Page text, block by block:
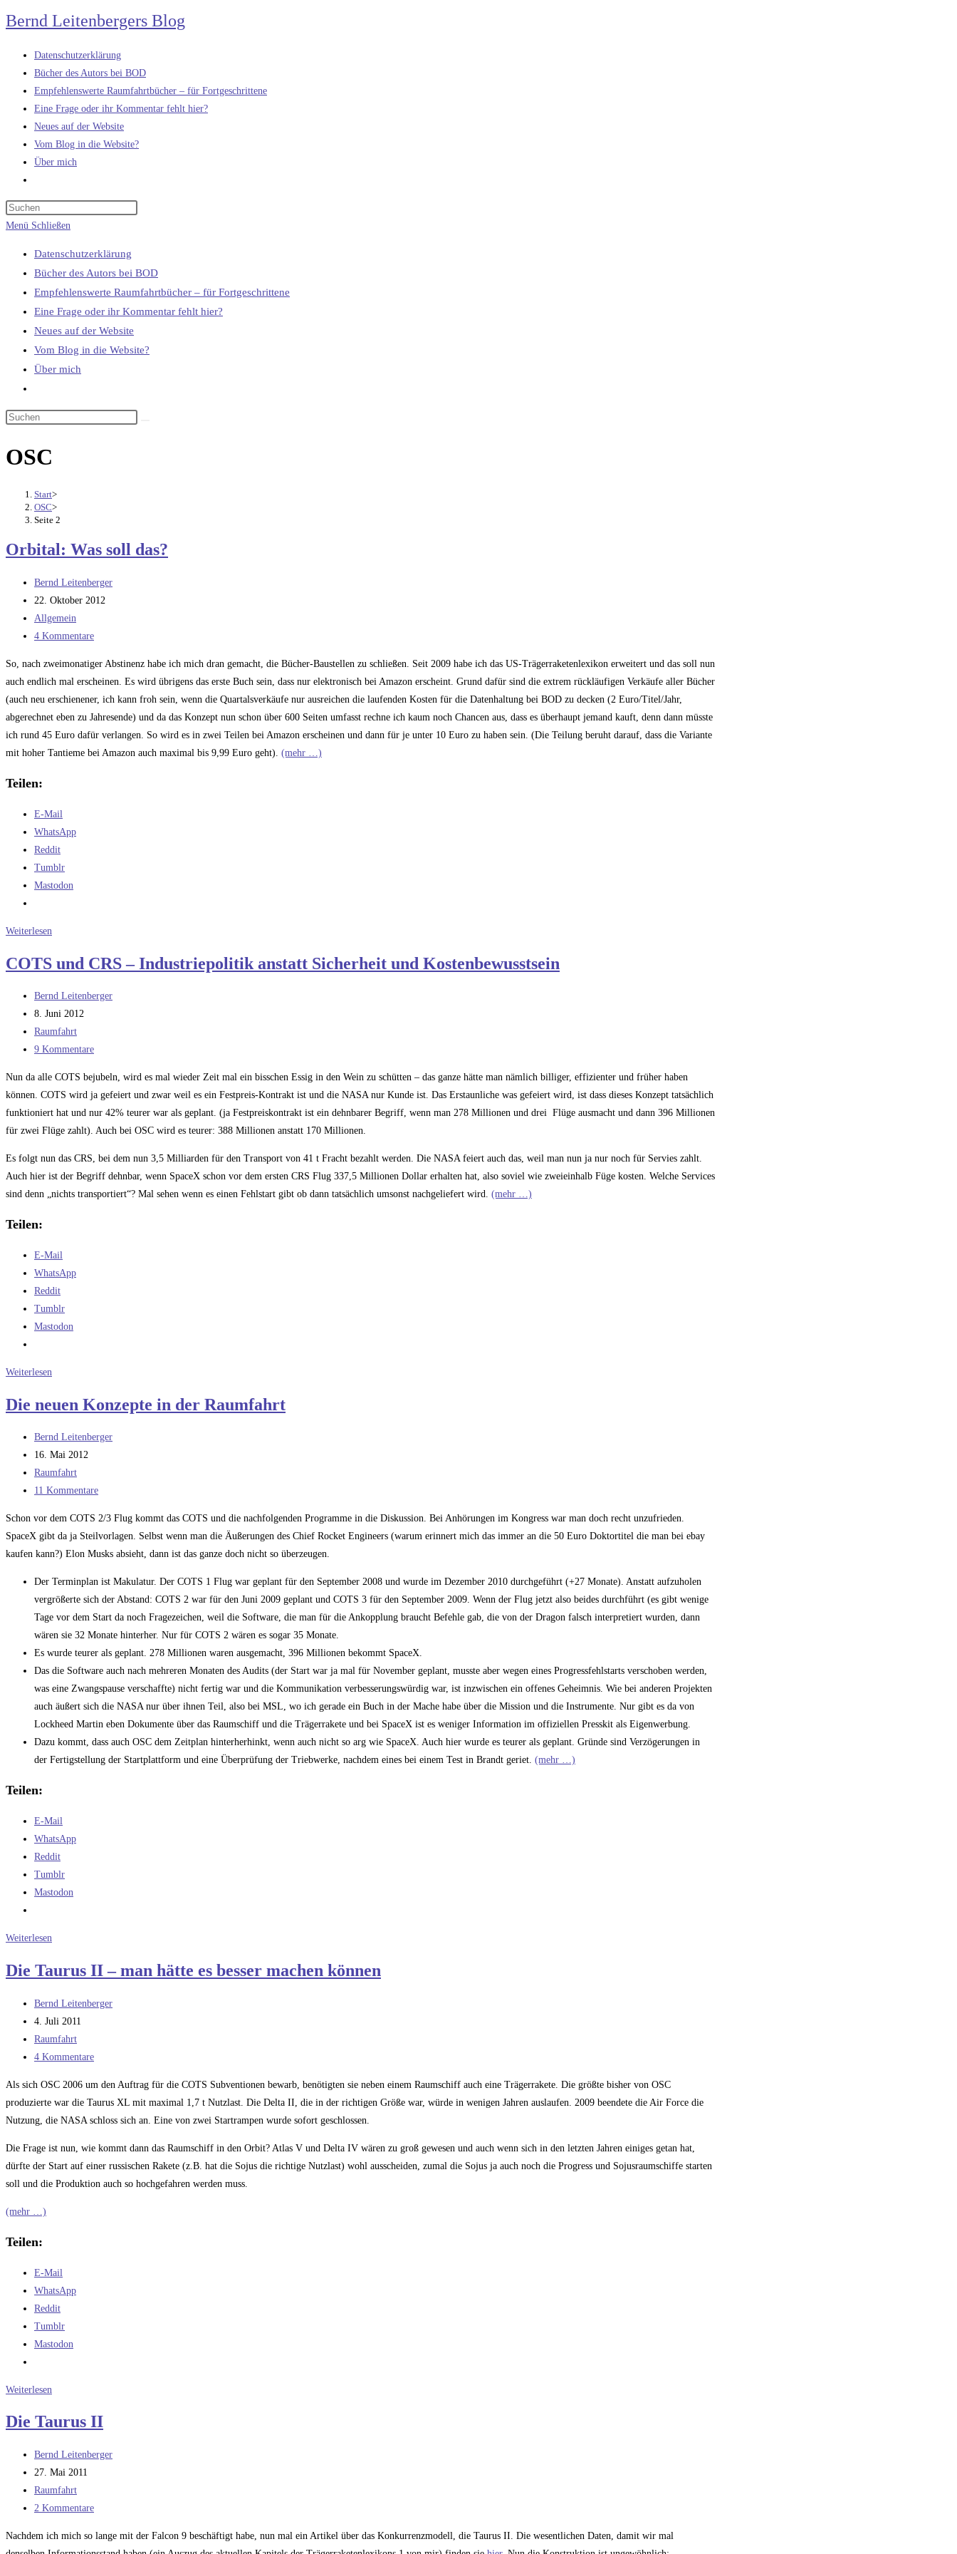
Zum
Inhalt
springen
Bernd Leitenbergers Blog
Datenschutzerklärung
Bücher des Autors bei BOD
Empfehlenswerte Raumfahrtbücher – für Fortgeschrittene
Eine Frage oder ihr Kommentar fehlt hier?
Neues auf der Website
Vom Blog in die Website?
Über mich
umschalten
Menü Schließen
Datenschutzerklärung
Bücher des Autors bei BOD
Empfehlenswerte Raumfahrtbücher – für Fortgeschrittene
Eine Frage oder ihr Kommentar fehlt hier?
Neues auf der Website
Vom Blog in die Website?
Über mich
umschalten
OSC
Start>
OSC>
Seite 2
Orbital: Was soll das?
Beitrags-
Autor:
Bernd Leitenberger
Beitrag
veröffentlicht:
22. Oktober 2012
Beitrags-
Kategorie:
Allgemein
Beitrags-
4 Kommentare
So, nach zweimonatiger Abstinenz habe ich mich dran gemacht, die Bücher-Baustellen zu schließen. Seit 2009 habe ich das US-Trägerraketenlexikon erweitert und das soll nun
auch endlich mal erscheinen. Es wird übrigens das erste Buch sein, dass nur elektronisch bei Amazon erscheint. Grund dafür sind die extrem rückläufigen Verkäufe aller Bücher
(auch neu erschienener, ich kann froh sein, wenn die Quartalsverkäufe nur ausreichen die laufenden Kosten für die Datenhaltung bei BOD zu decken (2 Euro/Titel/Jahr,
abgerechnet eben zu Jahresende) und da das Konzept nun schon über 600 Seiten umfasst rechne ich kaum noch Chancen aus, dass es überhaupt jemand kauft, denn dann müsste
ich rund 45 Euro dafür verlangen. So wird es in zwei Teilen bei Amazon erscheinen und dann für je unter 10 Euro zu haben sein. (Die Teilung beruht darauf, dass die Variante
mit hoher Tantieme bei Amazon auch maximal bis 9,99 Euro geht). (mehr …)
Teilen:
E-Mail
WhatsApp
Reddit
Tumblr
Mastodon
Weiterlesen
soll
COTS und CRS – Industriepolitik anstatt Sicherheit und Kostenbewusstsein
Beitrags-
Autor:
Bernd Leitenberger
Beitrag
veröffentlicht:
8. Juni 2012
Beitrags-
Kategorie:
Raumfahrt
Beitrags-
9 Kommentare
Nun da alle COTS bejubeln, wird es mal wieder Zeit mal ein bisschen Essig in den Wein zu schütten – das ganze hätte man nämlich billiger, effizienter und früher haben
können. COTS wird ja gefeiert und zwar weil es ein Festpreis-Kontrakt ist und die NASA nur Kunde ist. Das Erstaunliche was gefeiert wird, ist dass dieses Konzept tatsächlich
funktioniert hat und nur 42% teurer war als geplant. (ja Festpreiskontrakt ist ein dehnbarer Begriff, wenn man 278 Millionen und drei Flüge ausmacht und dann 396 Millionen
für zwei Flüge zahlt). Auch bei OSC wird es teurer: 388 Millionen anstatt 170 Millionen.
Es folgt nun das CRS, bei dem nun 3,5 Milliarden für den Transport von 41 t Fracht bezahlt werden. Die NASA feiert auch das, weil man nun ja nur noch für Servies zahlt.
Auch hier ist der Begriff dehnbar, wenn SpaceX schon vor dem ersten CRS Flug 337,5 Millionen Dollar erhalten hat, also soviel wie zweieinhalb Füge kosten. Welche Services
sind denn „nichts transportiert“? Mal sehen wenn es einen Fehlstart gibt ob dann tatsächlich umsonst nachgeliefert wird. (mehr …)
Teilen:
E-Mail
WhatsApp
Reddit
Tumblr
Mastodon
Weiterlesen
CRS
Industriepolitik
anstatt
Sicherheit
und
Kostenbewusstsein
Die neuen Konzepte in der Raumfahrt
Beitrags-
Autor:
Bernd Leitenberger
Beitrag
veröffentlicht:
16. Mai 2012
Beitrags-
Kategorie:
Raumfahrt
Beitrags-
11 Kommentare
Schon vor dem COTS 2/3 Flug kommt das COTS und die nachfolgenden Programme in die Diskussion. Bei Anhörungen im Kongress war man doch recht unzufrieden.
SpaceX gibt da ja Steilvorlagen. Selbst wenn man die Äußerungen des Chief Rocket Engineers (warum erinnert mich das immer an die 50 Euro Doktortitel die man bei ebay
kaufen kann?) Elon Musks absieht, dann ist das ganze doch nicht so überzeugen.
Der Terminplan ist Makulatur. Der COTS 1 Flug war geplant für den September 2008 und wurde im Dezember 2010 durchgeführt (+27 Monate). Anstatt aufzuholen
vergrößerte sich der Abstand: COTS 2 war für den Juni 2009 geplant und COTS 3 für den September 2009. Wenn der Flug jetzt also beides durchführt (es gibt wenige
Tage vor dem Start da noch Fragezeichen, weil die Software, die man für die Ankopplung braucht Befehle gab, die von der Dragon falsch interpretiert wurden, dann
wären sie 32 Monate hinterher. Nur für COTS 2 wären es sogar 35 Monate.
Es wurde teurer als geplant. 278 Millionen waren ausgemacht, 396 Millionen bekommt SpaceX.
Das die Software auch nach mehreren Monaten des Audits (der Start war ja mal für November geplant, musste aber wegen eines Progressfehlstarts verschoben werden,
was eine Zwangspause verschaffte) nicht fertig war und die Kommunikation verbesserungswürdig war, ist inzwischen ein offenes Geheimnis. Wie bei anderen Projekten
auch äußert sich die NASA nur über ihnen Teil, also bei MSL, wo ich gerade ein Buch in der Mache habe über die Mission und die Instrumente. Nur gibt es da von
Lockheed Martin eben Dokumente über das Raumschiff und die Trägerrakete und bei SpaceX ist es weniger Information im offiziellen Presskit als Eigenwerbung.
Dazu kommt, dass auch OSC dem Zeitplan hinterherhinkt, wenn auch nicht so arg wie SpaceX. Auch hier wurde es teurer als geplant. Gründe sind Verzögerungen in
der Fertigstellung der Startplattform und eine Überprüfung der Triebwerke, nachdem eines bei einem Test in Brandt geriet. (mehr …)
Teilen:
E-Mail
WhatsApp
Reddit
Tumblr
Mastodon
Weiterlesen
Konzepte
der
Raumfahrt
Die Taurus II – man hätte es besser machen können
Beitrags-
Autor:
Bernd Leitenberger
Beitrag
veröffentlicht:
4. Juli 2011
Beitrags-
Kategorie:
Raumfahrt
Beitrags-
4 Kommentare
Als sich OSC 2006 um den Auftrag für die COTS Subventionen bewarb, benötigten sie neben einem Raumschiff auch eine Trägerrakete. Die größte bisher von OSC
produzierte war die Taurus XL mit maximal 1,7 t Nutzlast. Die Delta II, die in der richtigen Größe war, würde in wenigen Jahren auslaufen. 2009 beendete die Air Force die
Nutzung, die NASA schloss sich an. Eine von zwei Startrampen wurde sofort geschlossen.
Die Frage ist nun, wie kommt dann das Raumschiff in den Orbit? Atlas V und Delta IV wären zu groß gewesen und auch wenn sich in den letzten Jahren einiges getan hat,
dürfte der Start auf einer russischen Rakete (z.B. hat die Sojus die richtige Nutzlast) wohl ausscheiden, zumal die Sojus ja auch noch die Progress und Sojusraumschiffe starten
soll und die Produktion auch so hochgefahren werden muss.
(mehr …)
Teilen:
E-Mail
WhatsApp
Reddit
Tumblr
Mastodon
Weiterlesen
II
man
hätte
es
besser
machen
können
Die Taurus II
Beitrags-
Autor:
Bernd Leitenberger
Beitrag
veröffentlicht:
27. Mai 2011
Beitrags-
Kategorie:
Raumfahrt
Beitrags-
2 Kommentare
Nachdem ich mich so lange mit der Falcon 9 beschäftigt habe, nun mal ein Artikel über das Konkurrenzmodell, die Taurus II. Die wesentlichen Daten, damit wir mal